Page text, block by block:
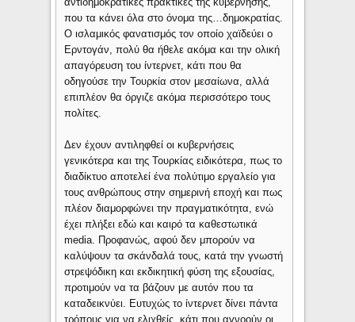
που τα κάνει όλα στο όνομα της…δημοκρατίας.
Ο ισλαμικός φανατισμός τον οποίο χαϊδεύει ο
Ερντογάν, πολύ θα ήθελε ακόμα και την ολική
απαγόρευση του ίντερνετ, κάτι που θα
οδηγούσε την Τουρκία στον μεσαίωνα, αλλά
επιπλέον θα όργιζε ακόμα περισσότερο τους
πολίτες.
Δεν έχουν αντιληφθεί οι κυβερνήσεις
γενικότερα και της Τουρκίας ειδικότερα, πως το
διαδίκτυο αποτελεί ένα πολύτιμο εργαλείο για
τους ανθρώπους στην σημερινή εποχή και πως
πλέον διαμορφώνει την πραγματικότητα, ενώ
έχει πλήξει εδώ και καιρό τα καθεστωτικά
media. Προφανώς, αφού δεν μπορούν να
καλύψουν τα σκάνδαλά τους, κατά την γνωστή
στρεψόδικη και εκδικητική φύση της εξουσίας,
προτιμούν να τα βάζουν με αυτόν που τα
καταδεικνύει. Ευτυχώς το ίντερνετ δίνει πάντα
τρόπους για να ελιχθείς, κάτι που αγνοούν οι